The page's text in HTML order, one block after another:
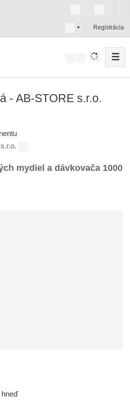
s
k
Registrácia
n
☰
- AB-STORE s.r.o.
mydiel a dávkovača 1000
hneď